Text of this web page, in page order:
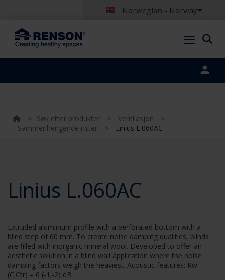
Norwegian - Norway
> Søk etter produkter > Ventilasjon
>
Sammenhengende rister
> Linius L.060AC
Linius L.060AC
Extruded aluminium profile with a perforated bottom with a
blind step of 60 mm. To create noise damping qualities, blinds
are filled with inorganic mineral wool. Developed to offer an
aesthetic solution in a blind wall application where the noise
damping factors weigh the heaviest. Acoustic features: Rw
(C;Ctr) = 6 (-1;-2) dB